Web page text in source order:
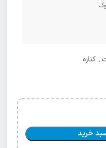
, کناره
خرید